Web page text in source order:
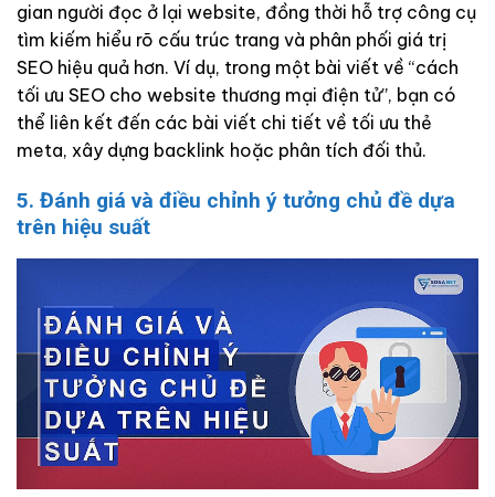
gian người đọc ở lại website, đồng thời hỗ trợ công cụ
tìm kiếm hiểu rõ cấu trúc trang và phân phối giá trị
SEO hiệu quả hơn. Ví dụ, trong một bài viết về “cách
tối ưu SEO cho website thương mại điện tử”, bạn có
thể liên kết đến các bài viết chi tiết về tối ưu thẻ
meta, xây dựng backlink hoặc phân tích đối thủ.
5. Đánh giá và điều chỉnh ý tưởng chủ đề dựa
trên hiệu suất